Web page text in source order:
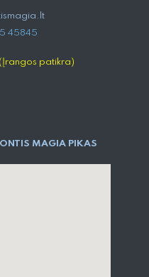
4584​5
(Įrangos patikra)
MAGIA PIKAS